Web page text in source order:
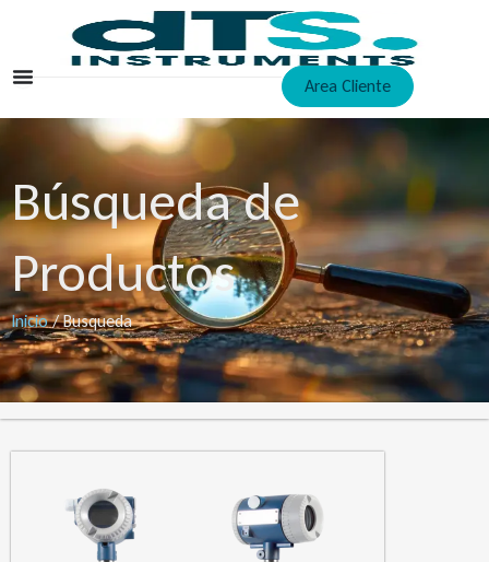
contenido
Area Cliente
Búsqueda de
Productos
Inicio/ Busqueda